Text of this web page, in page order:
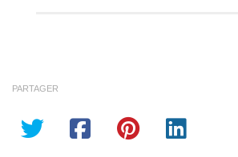
PARTAGER